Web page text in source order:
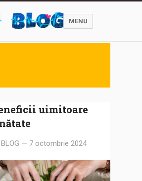
MENU
uimitoare
— 7 octombrie 2024